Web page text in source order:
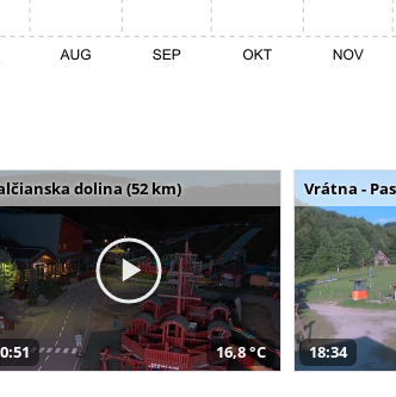
dolina (52 km)
16,8 °C
Vrátna -
18:34